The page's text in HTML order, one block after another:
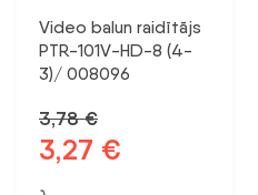
Video balun raidītājs
PTR-101V-HD-8 (4-
3)/ 008096
3,78€
Sākotnējā
3,27 €